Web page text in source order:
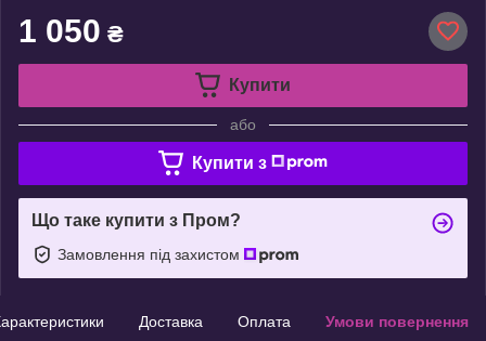
1 050 ₴
Купити
або
Купити з
Що таке купити з Пром?
Замовлення під захистом
Доставка Оплата Умови повернення